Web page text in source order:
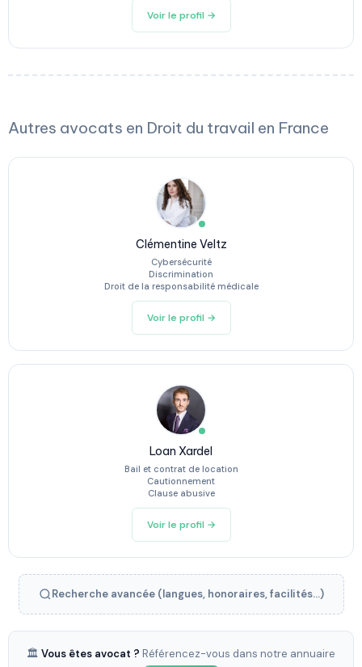
Voir le profil →
Autres avocats en Droit du travail en France
Clémentine Veltz
Cybersécurité
Discrimination
Droit de la responsabilité médicale
Voir le profil →
Loan Xardel
Bail et contrat de location
Cautionnement
Clause abusive
Voir le profil →
Recherche avancée (langues, honoraires, facilités...)
🏛️ Vous êtes avocat ? Référencez-vous dans notre annuaire